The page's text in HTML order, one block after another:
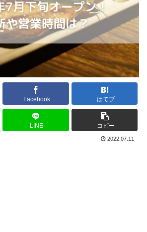
Facebook はてブ
LINE コピー
2022.07.11